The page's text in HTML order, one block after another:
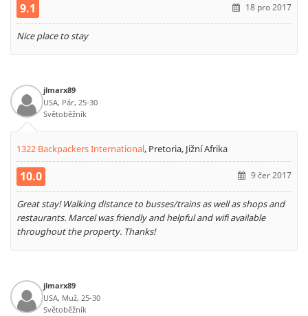
9.1 18 pro 2017
Nice place to stay
jlmarx89
USA, Pár, 25-30
Světoběžník
1322 Backpackers International, Pretoria, Jižní Afrika
10.0 9 čer 2017
Great stay! Walking distance to busses/trains as well as shops and
restaurants. Marcel was friendly and helpful and wifi available
throughout the property. Thanks!
jlmarx89
USA, Muž, 25-30
Světoběžník